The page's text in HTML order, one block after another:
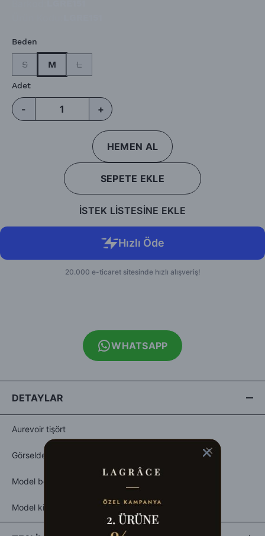
Beden
S M L
Adet
- +
HEMEN AL
SEPETE EKLE
İSTEK LİSTESİNE EKLE
WHATSAPP
DETAYLAR
Aurevoir tişört
Görseldeki beden:S
Model boy:1.70
Model kilo:55